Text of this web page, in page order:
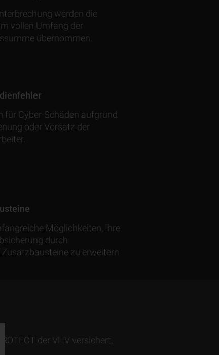
werden die
vollen Umfang der
übernommen.
für Cyber-Schäden aufgrund
oder Vorsatz der
Möglichkeiten, Ihre
durch
zu erweitern
der VHV versichert,